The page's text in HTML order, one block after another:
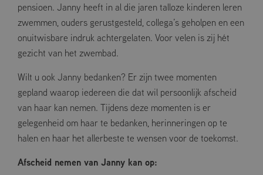
pensioen. Janny heeft in al die jaren talloze kinderen leren
zwemmen, ouders gerustgesteld, collega’s geholpen en een
onuitwisbare indruk achtergelaten. Voor velen is zij hét
gezicht van het zwembad.
Wilt u ook Janny bedanken? Er zijn twee momenten
gepland waarop iedereen die dat wil persoonlijk afscheid
van haar kan nemen. Tijdens deze momenten is er
gelegenheid om haar te bedanken, herinneringen op te
halen en haar het allerbeste te wensen voor de toekomst.
Afscheid nemen van Janny kan op: